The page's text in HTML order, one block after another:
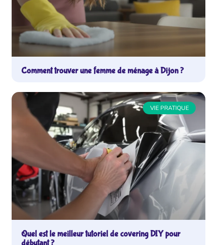
Comment trouver une femme de ménage à Dijon ?
VIE PRATIQUE
Quel est le meilleur tutoriel de covering DIY pour